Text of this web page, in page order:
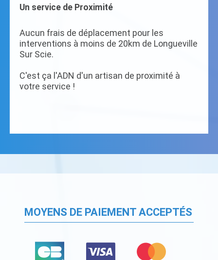
Un service de Proximité
Aucun frais de déplacement pour les
interventions à moins de 20km de Longueville
Sur Scie.
C'est ça l'ADN d'un artisan de proximité à
votre service !
MOYENS DE PAIEMENT ACCEPTÉS